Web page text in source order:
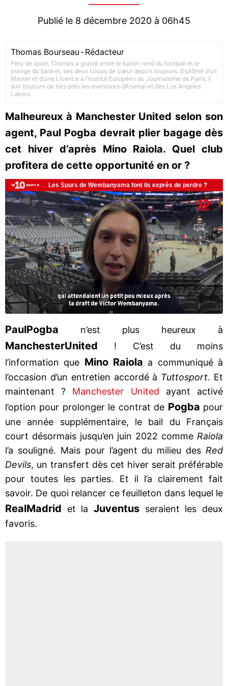
Publié le 8 décembre 2020 à 06h45
Thomas Bourseau -Rédacteur
Féru de sport, Thomas a grandi entre le ballon rond du football et le
orange du basket, ses deux coups de cœur depuis toujours. Diplômé d’un
Master et d’une Licence à l’Institut Européen du Journalisme de Paris, il
suit toujours de très près les aventures d’Arsenal et des Los Angeles
Lakers.
Malheureux à Manchester United selon son
agent, Paul Pogba devrait plier bagage dès
cet hiver d’après Mino Raiola. Quel club
profitera de cette opportunité en or ?
PaulPogba n’est plus heureux à
ManchesterUnited ! C’est du moins
l’information que Mino Raiola a communiqué à
l’occasion d’un entretien accordé à Tuttosport. Et
maintenant ? Manchester United ayant activé
l’option pour prolonger le contrat de Pogba pour
une année supplémentaire, le bail du Français
court désormais jusqu’en juin 2022 comme Raiola
l’a souligné. Mais pour l’agent du milieu des Red
Devils, un transfert dès cet hiver serait préférable
pour toutes les parties. Et il l’a clairement fait
savoir. De quoi relancer ce feuilleton dans lequel le
RealMadrid et la Juventus seraient les deux
favoris.